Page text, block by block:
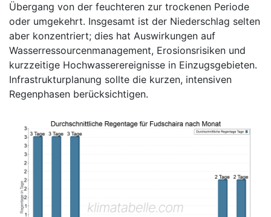
Übergang von der feuchteren zur trockenen Periode
oder umgekehrt. Insgesamt ist der Niederschlag selten
aber konzentriert; dies hat Auswirkungen auf
Wasserressourcenmanagement, Erosionsrisiken und
kurzzeitige Hochwasserereignisse in Einzugsgebieten.
Infrastrukturplanung sollte die kurzen, intensiven
Regenphasen berücksichtigen.